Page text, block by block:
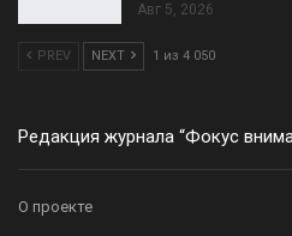
Авг 5, 2026
PREV NEXT 1 из 4 050
Редакция журнала “Фокус
О проекте